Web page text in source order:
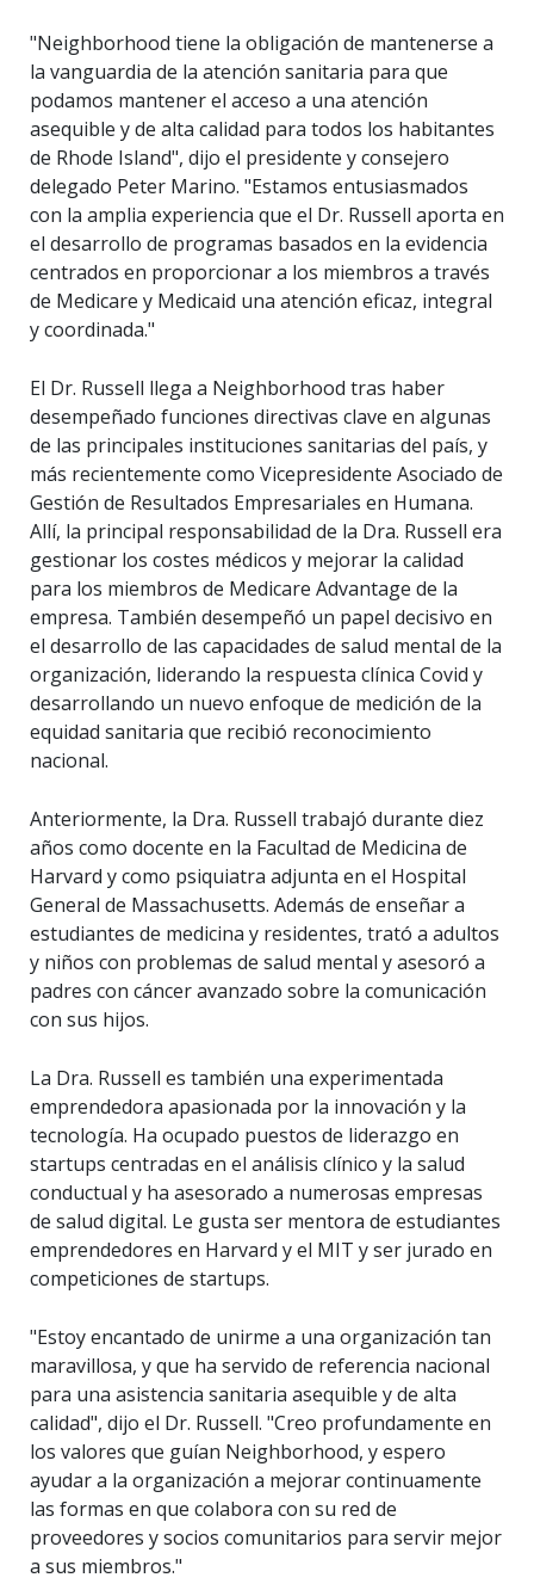
"Neighborhood tiene la obligación de mantenerse a
la vanguardia de la atención sanitaria para que
podamos mantener el acceso a una atención
asequible y de alta calidad para todos los habitantes
de Rhode Island", dijo el presidente y consejero
delegado Peter Marino. "Estamos entusiasmados
con la amplia experiencia que el Dr. Russell aporta en
el desarrollo de programas basados en la evidencia
centrados en proporcionar a los miembros a través
de Medicare y Medicaid una atención eficaz, integral
y coordinada."
El Dr. Russell llega a Neighborhood tras haber
desempeñado funciones directivas clave en algunas
de las principales instituciones sanitarias del país, y
más recientemente como Vicepresidente Asociado de
Gestión de Resultados Empresariales en Humana.
Allí, la principal responsabilidad de la Dra. Russell era
gestionar los costes médicos y mejorar la calidad
para los miembros de Medicare Advantage de la
empresa. También desempeñó un papel decisivo en
el desarrollo de las capacidades de salud mental de la
organización, liderando la respuesta clínica Covid y
desarrollando un nuevo enfoque de medición de la
equidad sanitaria que recibió reconocimiento
nacional.
Anteriormente, la Dra. Russell trabajó durante diez
años como docente en la Facultad de Medicina de
Harvard y como psiquiatra adjunta en el Hospital
General de Massachusetts. Además de enseñar a
estudiantes de medicina y residentes, trató a adultos
y niños con problemas de salud mental y asesoró a
padres con cáncer avanzado sobre la comunicación
con sus hijos.
La Dra. Russell es también una experimentada
emprendedora apasionada por la innovación y la
tecnología. Ha ocupado puestos de liderazgo en
startups centradas en el análisis clínico y la salud
conductual y ha asesorado a numerosas empresas
de salud digital. Le gusta ser mentora de estudiantes
emprendedores en Harvard y el MIT y ser jurado en
competiciones de startups.
"Estoy encantado de unirme a una organización tan
maravillosa, y que ha servido de referencia nacional
para una asistencia sanitaria asequible y de alta
calidad", dijo el Dr. Russell. "Creo profundamente en
los valores que guían Neighborhood, y espero
ayudar a la organización a mejorar continuamente
las formas en que colabora con su red de
proveedores y socios comunitarios para servir mejor
a sus miembros."